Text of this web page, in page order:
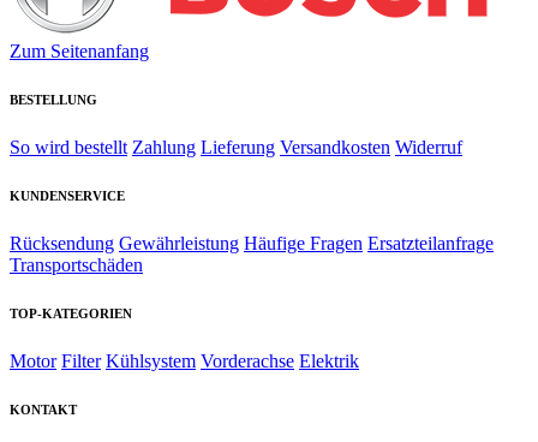
Zum Seitenanfang
BESTELLUNG
So wird bestellt Zahlung Lieferung Versandkosten Widerruf
KUNDENSERVICE
Rücksendung Gewährleistung Häufige Fragen Ersatzteilanfrage
Transportschäden
TOP-KATEGORIEN
Motor Filter Kühlsystem Vorderachse Elektrik
KONTAKT